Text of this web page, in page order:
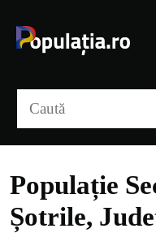
conținut
Populație
Șotrile,